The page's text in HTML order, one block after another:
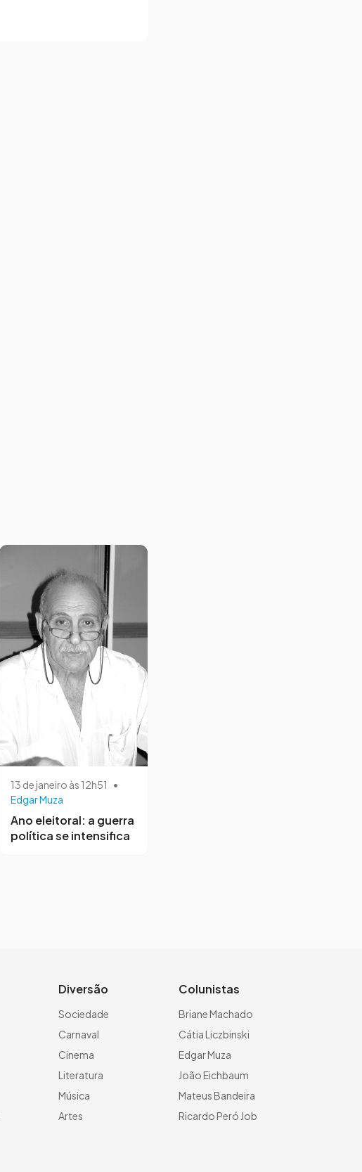
13 de janeiro às 12h51
•
Edgar Muza
Ano eleitoral: a guerra
política se intensifica
Diversão
Sociedade
Carnaval
Cinema
Literatura
Música
Artes
Colunistas
Briane Machado
Cátia Liczbinski
Edgar Muza
João Eichbaum
Mateus Bandeira
Ricardo Peró Job